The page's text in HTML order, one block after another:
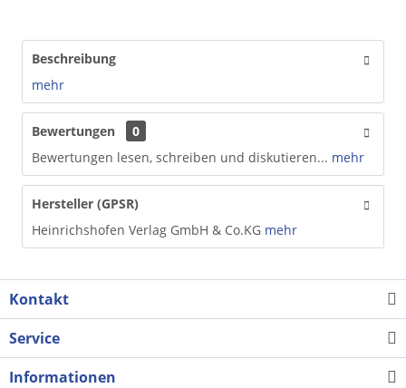
Beschreibung
mehr
Bewertungen
0
Bewertungen lesen, schreiben und diskutieren... mehr
Hersteller (GPSR)
Heinrichshofen Verlag GmbH & Co.KG mehr
Kontakt
Service
Informationen